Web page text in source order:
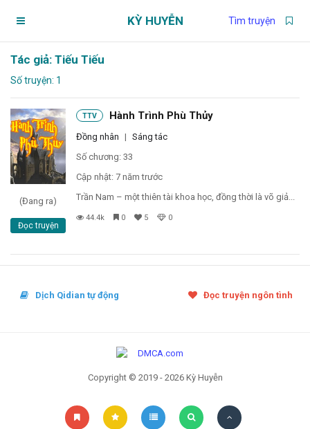
KỲ HUYỄN Tìm truyện
Tác giả: Tiếu Tiếu
Số truyện: 1
(Đang ra)
Đọc truyện
TTV Hành Trình Phù Thủy
Đồng nhân | Sáng tác
Số chương: 33
Cập nhật: 7 năm trước
Trần Nam – một thiên tài khoa học, đồng thời là võ giả...
44.4k 0 5 0
Dịch Qidian tự động Đọc truyện ngôn tình
Copyright © 2019 - 2026 Kỳ Huyễn
Trang chủ
Chương chưa xem
Truyện đang đọc